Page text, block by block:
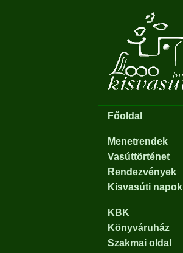
Főoldal
Menetrendek
Vasúttörténet
Rendezvények
Kisvasúti napok
KBK
Könyváruház
Szakmai oldal